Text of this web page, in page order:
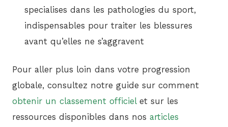
specialises dans les pathologies du sport,
indispensables pour traiter les blessures
avant qu’elles ne s’aggravent
Pour aller plus loin dans votre progression
globale, consultez notre guide sur comment
obtenir un classement officielet sur les
ressources disponibles dans nos articles